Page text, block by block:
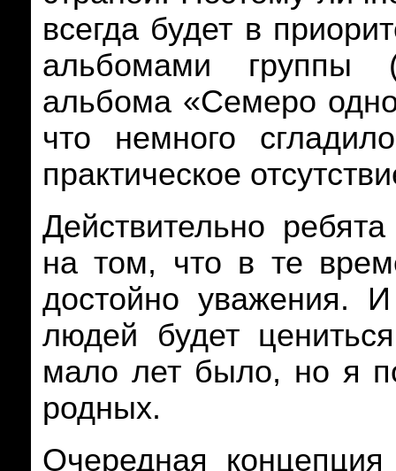
всегда будет в
альбомами группы
альбома «Семеро
что немного
практическое
Действительно
на том, что в те
достойно уважения.
людей будет
мало лет было, но я
родных.
Очередная